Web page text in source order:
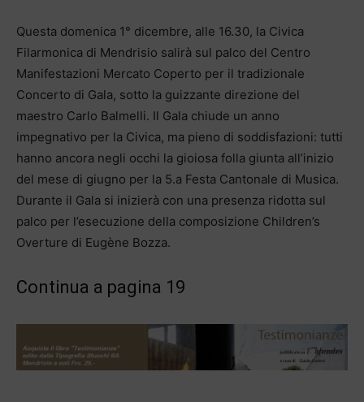
Questa domenica 1° dicembre, alle 16.30, la Civica
Filarmonica di Mendrisio salirà sul palco del Centro
Manifestazioni Mercato Coperto per il tradizionale
Concerto di Gala, sotto la guizzante direzione del
maestro Carlo Balmelli. Il Gala chiude un anno
impegnativo per la Civica, ma pieno di soddisfazioni: tutti
hanno ancora negli occhi la gioiosa folla giunta all’inizio
del mese di giugno per la 5.a Festa Cantonale di Musica.
Durante il Gala si inizierà con una presenza ridotta sul
palco per l’esecuzione della composizione Children’s
Overture di Eugène Bozza.
Continua a pagina 19